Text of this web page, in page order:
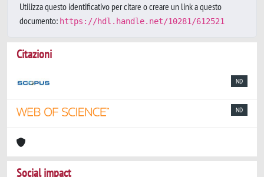
Utilizza questo identificativo per citare o creare un link a questo
documento: https://hdl.handle.net/10281/612521
Citazioni
ND
ND
Social impact